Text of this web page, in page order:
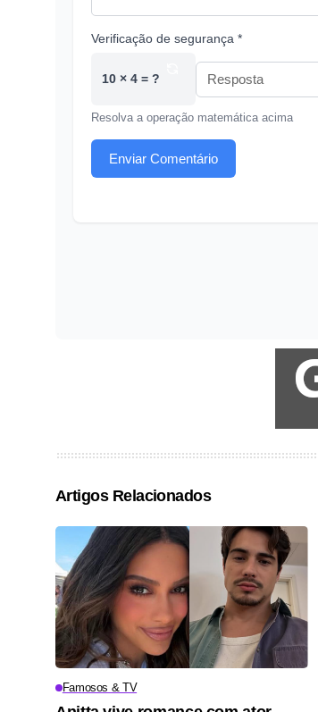
Verificação de segurança *
10 × 4 = ?
Resolva a operação matemática acima
Enviar Comentário
Artigos Relacionados
Famosos & TV